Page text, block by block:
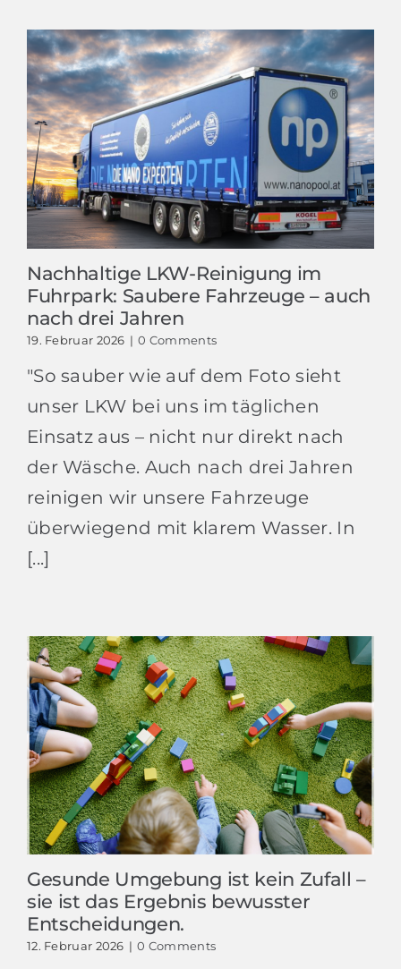
Nachhaltige LKW-Reinigung im
Fuhrpark: Saubere Fahrzeuge – auch
nach drei Jahren
19. Februar 2026 | 0 Comments
"So sauber wie auf dem Foto sieht
unser LKW bei uns im täglichen
Einsatz aus – nicht nur direkt nach
der Wäsche. Auch nach drei Jahren
reinigen wir unsere Fahrzeuge
überwiegend mit klarem Wasser. In
[...]
Gesunde Umgebung ist kein Zufall –
sie ist das Ergebnis bewusster
Entscheidungen.
12. Februar 2026 | 0 Comments